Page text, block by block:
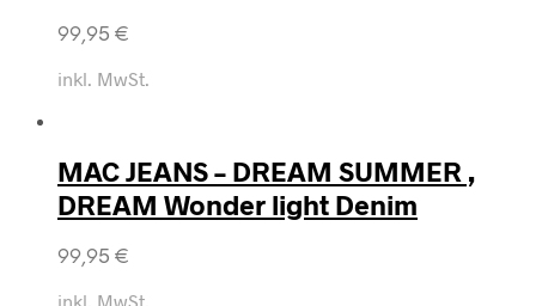
99,95 €
inkl. MwSt.
MAC JEANS – DREAM SUMMER ,
DREAM Wonder light Denim
99,95 €
inkl. MwSt.